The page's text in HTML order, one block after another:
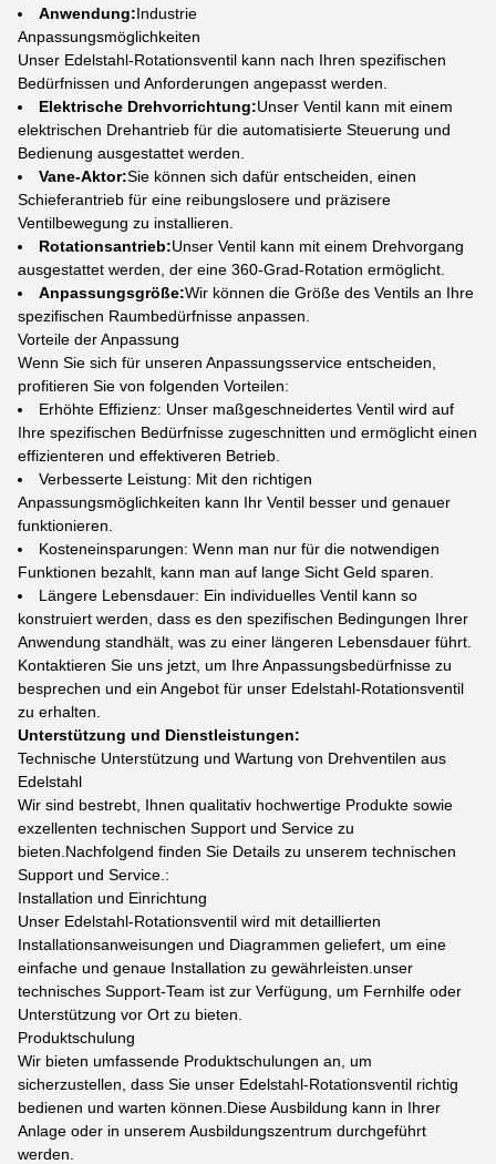
Anwendung:Industrie
Anpassungsmöglichkeiten
Unser Edelstahl-Rotationsventil kann nach Ihren spezifischen
Bedürfnissen und Anforderungen angepasst werden.
Elektrische Drehvorrichtung:Unser Ventil kann mit einem
elektrischen Drehantrieb für die automatisierte Steuerung und
Bedienung ausgestattet werden.
Vane-Aktor:Sie können sich dafür entscheiden, einen
Schieferantrieb für eine reibungslosere und präzisere
Ventilbewegung zu installieren.
Rotationsantrieb:Unser Ventil kann mit einem Drehvorgang
ausgestattet werden, der eine 360-Grad-Rotation ermöglicht.
Anpassungsgröße:Wir können die Größe des Ventils an Ihre
spezifischen Raumbedürfnisse anpassen.
Vorteile der Anpassung
Wenn Sie sich für unseren Anpassungsservice entscheiden,
profitieren Sie von folgenden Vorteilen:
Erhöhte Effizienz: Unser maßgeschneidertes Ventil wird auf
Ihre spezifischen Bedürfnisse zugeschnitten und ermöglicht einen
effizienteren und effektiveren Betrieb.
Verbesserte Leistung: Mit den richtigen
Anpassungsmöglichkeiten kann Ihr Ventil besser und genauer
funktionieren.
Kosteneinsparungen: Wenn man nur für die notwendigen
Funktionen bezahlt, kann man auf lange Sicht Geld sparen.
Längere Lebensdauer: Ein individuelles Ventil kann so
konstruiert werden, dass es den spezifischen Bedingungen Ihrer
Anwendung standhält, was zu einer längeren Lebensdauer führt.
Kontaktieren Sie uns jetzt, um Ihre Anpassungsbedürfnisse zu
besprechen und ein Angebot für unser Edelstahl-Rotationsventil
zu erhalten.
Unterstützung und Dienstleistungen:
Technische Unterstützung und Wartung von Drehventilen aus
Edelstahl
Wir sind bestrebt, Ihnen qualitativ hochwertige Produkte sowie
exzellenten technischen Support und Service zu
bieten.Nachfolgend finden Sie Details zu unserem technischen
Support und Service.:
Installation und Einrichtung
Unser Edelstahl-Rotationsventil wird mit detaillierten
Installationsanweisungen und Diagrammen geliefert, um eine
einfache und genaue Installation zu gewährleisten.unser
technisches Support-Team ist zur Verfügung, um Fernhilfe oder
Unterstützung vor Ort zu bieten.
Produktschulung
Wir bieten umfassende Produktschulungen an, um
sicherzustellen, dass Sie unser Edelstahl-Rotationsventil richtig
bedienen und warten können.Diese Ausbildung kann in Ihrer
Anlage oder in unserem Ausbildungszentrum durchgeführt
werden.